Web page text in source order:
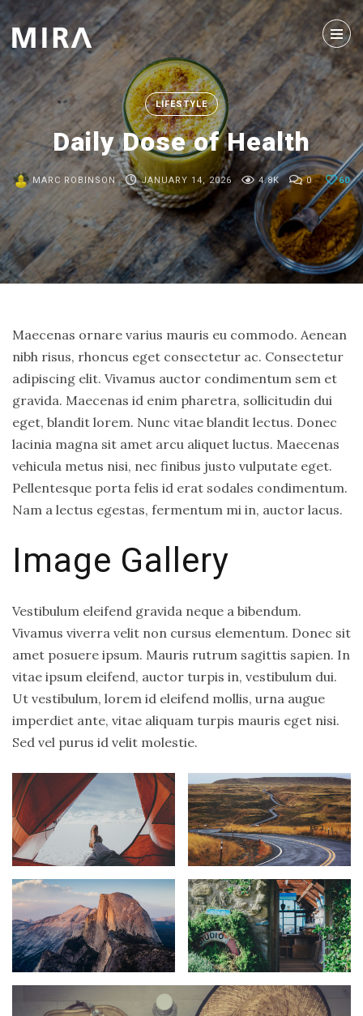
LIFESTYLE
Daily Dose of Health
MARC ROBINSON JANUARY 14, 2026 4.8K 0 60
Maecenas ornare varius mauris eu commodo. Aenean
nibh risus, rhoncus eget consectetur ac. Consectetur
adipiscing elit. Vivamus auctor condimentum sem et
gravida. Maecenas id enim pharetra, sollicitudin dui
eget, blandit lorem. Nunc vitae blandit lectus. Donec
lacinia magna sit amet arcu aliquet luctus. Maecenas
vehicula metus nisi, nec finibus justo vulputate eget.
Pellentesque porta felis id erat sodales condimentum.
Nam a lectus egestas, fermentum mi in, auctor lacus.
Image Gallery
Vestibulum eleifend gravida neque a bibendum.
Vivamus viverra velit non cursus elementum. Donec sit
amet posuere ipsum. Mauris rutrum sagittis sapien. In
vitae ipsum eleifend, auctor turpis in, vestibulum dui.
Ut vestibulum, lorem id eleifend mollis, urna augue
imperdiet ante, vitae aliquam turpis mauris eget nisi.
Sed vel purus id velit molestie.
Search
For
ARCHIVE
Ahead
Adventure
is
Calling
Summer
Fashion
Outfit
of
What
Are
Limes
Good
For?
Lifestyle
Nature
Travel
TAGS
#adventure